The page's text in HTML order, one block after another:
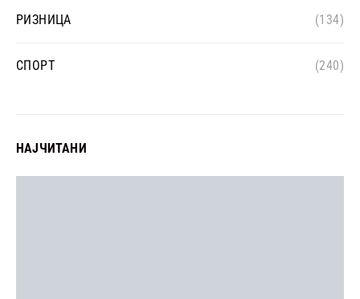
РИЗНИЦА (134)
СПОРТ (240)
НАЈЧИТАНИ